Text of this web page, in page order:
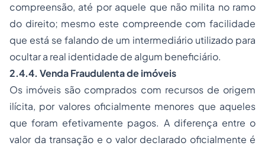
compreensão, até por aquele que não milita no ramo
do direito; mesmo este compreende com facilidade
que está se falando de um intermediário utilizado para
ocultar a real identidade de algum beneficiário.
2.4.4. Venda Fraudulenta de imóveis
Os imóveis são comprados com recursos de origem
ilícita, por valores oficialmente menores que aqueles
que foram efetivamente pagos. A diferença entre o
valor da transação e o valor declarado oficialmente é